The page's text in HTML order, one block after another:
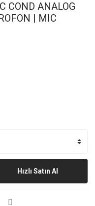
COND ANALOG
| MIC
Hızlı Satın Al